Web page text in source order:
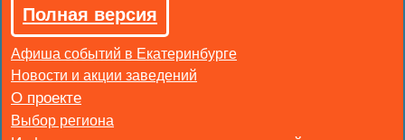
Полная версия
Афиша событий в Екатеринбурге
Новости и акции заведений
Выбор региона